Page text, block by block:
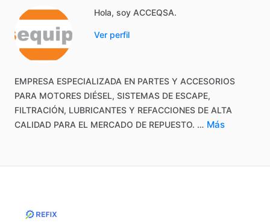
Hola, soy ACCEQSA.
Ver perfil
EMPRESA ESPECIALIZADA EN PARTES Y ACCESORIOS
PARA MOTORES DIÉSEL, SISTEMAS DE ESCAPE,
FILTRACIÓN, LUBRICANTES Y REFACCIONES DE ALTA
CALIDAD PARA EL MERCADO DE REPUESTO. … Más